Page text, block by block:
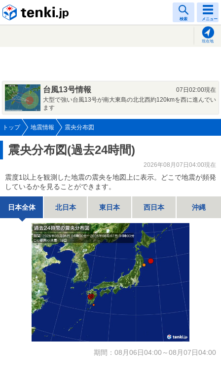
検索 メニュー
現在地
台風13号情報
07日02:00現在
大型で強い台風13号が南大東島の北北西約120kmを西に進んでい
ます
トップ 地震情報 震央分布図
震央分布図(過去24時間)
2026年08月07日04:00現在
震度1以上を観測した地震の震央を地図上に表示。どこで地震が頻発
しているかを見ることができます。
日本全体 北日本 東日本 西日本 沖縄
期間：08月06日04:00～08月07日04:00